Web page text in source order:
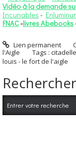
Vidéo à la demande
Incunables -
FNAC-livres Abebooks
Lien permanent
l'Aigle
Tags : citadelle
louis - le fort de l'aigle
Rechercher